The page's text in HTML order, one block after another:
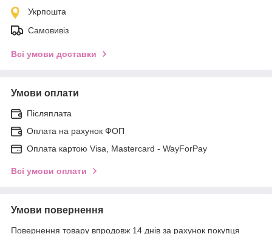
Укрпошта
Самовивіз
Всі умови доставки
Умови оплати
Післяплата
Оплата на рахунок ФОП
Оплата картою Visa, Mastercard - WayForPay
Всі умови оплати
Умови повернення
Повернення товару впродовж 14 днів за рахунок покупця